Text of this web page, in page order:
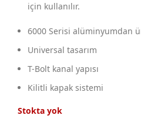
için kullanılır.
6000 Serisi alüminyumdan
Universal tasarım
T-Bolt kanal yapısı
Kilitli kapak sistemi
Stokta yok